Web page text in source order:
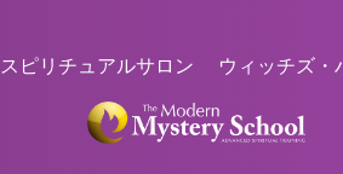
スピリチュアルサロン ウィッチズ・